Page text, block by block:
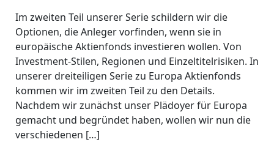
Im zweiten Teil unserer Serie schildern wir die
Optionen, die Anleger vorfinden, wenn sie in
europäische Aktienfonds investieren wollen. Von
Investment-Stilen, Regionen und Einzeltitelrisiken. In
unserer dreiteiligen Serie zu Europa Aktienfonds
kommen wir im zweiten Teil zu den Details.
Nachdem wir zunächst unser Plädoyer für Europa
gemacht und begründet haben, wollen wir nun die
verschiedenen […]